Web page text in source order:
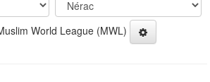
World League (MWL)